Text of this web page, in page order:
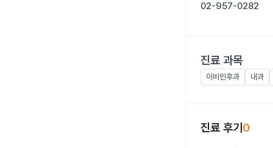
02-957-0282
진료 과목
이비인후과 내과
진료 후기 0